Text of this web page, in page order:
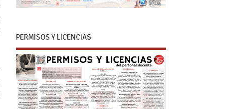
PERMISOS Y LICENCIAS